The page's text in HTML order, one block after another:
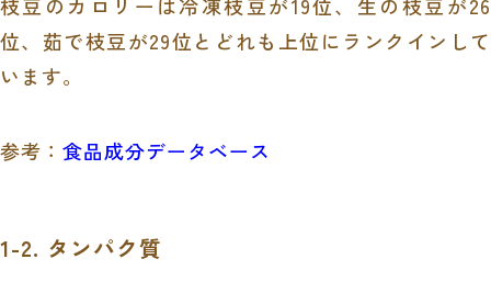
枝豆のカロリーは冷凍枝豆が19位、生の枝豆が26
位、茹で枝豆が29位とどれも上位にランクインして
います。
参考： 食品成分データベース
1-2. タンパク質